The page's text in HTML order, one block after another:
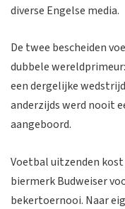
diverse Engelse media.
De twee bescheiden
dubbele
een dergelijke
anderzijds werd nooit
aangeboord.
Voetbal uitzenden
biermerk Budweiser
bekertoernooi. Naar